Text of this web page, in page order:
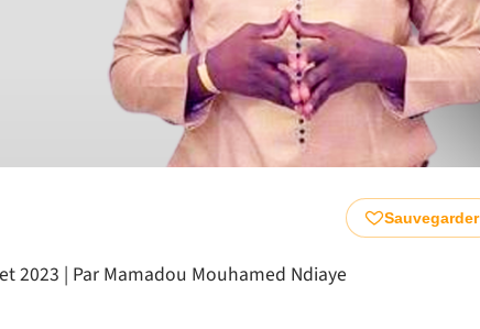
Sauvegarder
2023 | Par Mamadou Mouhamed Ndiaye